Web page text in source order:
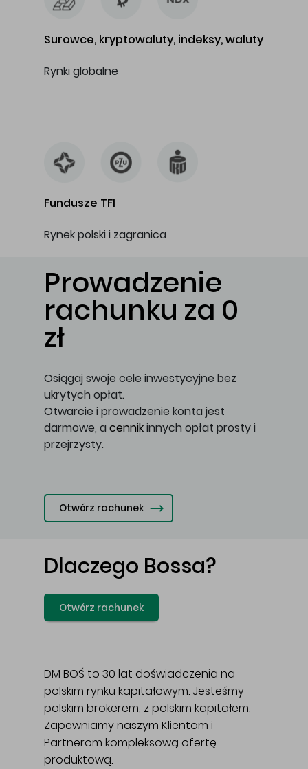
Surowce, kryptowaluty, indeksy, waluty
Rynki globalne
Fundusze TFI
Rynek polski i zagranica
Prowadzenie
rachunku za 0
zł
Osiągaj swoje cele inwestycyjne bez
ukrytych opłat.
Otwarcie i prowadzenie konta jest
darmowe, a cennikinnych opłat prosty i
przejrzysty.
Otwórz rachunek
Dlaczego Bossa?
Otwórz rachunek
DM BOŚ to 30 lat doświadczenia na
polskim rynku kapitałowym. Jesteśmy
polskim brokerem, z polskim kapitałem.
Zapewniamy naszym Klientom i
Partnerom kompleksową ofertę
produktową.